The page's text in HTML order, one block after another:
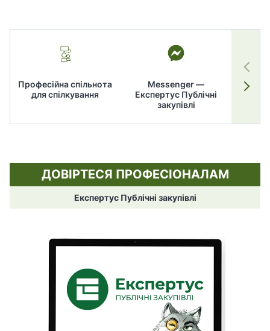
Професійна спільнота
для спілкування
Messenger —
Експертус Публічні
закупівлі
ДОВІРТЕСЯ ПРОФЕСІОНАЛАМ
Експертус Публічні закупівлі